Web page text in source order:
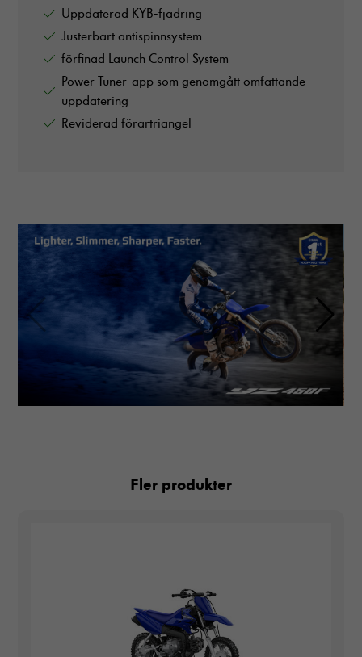
Uppdaterad KYB-fjädring
Justerbart antispinnsystem
förfinad Launch Control System
Power Tuner-app som genomgått omfattande
uppdatering
Reviderad förartriangel
Fler produkter